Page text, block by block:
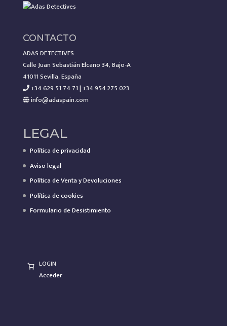
CONTACTO
ADAS DETECTIVES
Calle Juan Sebastián Elcano 34, Bajo-A
41011 Sevilla, España
+34 629 51 74 71 | +34 954 275 023
info@adaspain.com
LEGAL
Política de privacidad
Aviso legal
Política de Venta y Devoluciones
Política de cookies
Formulario de Desistimiento
LOGIN
Acceder